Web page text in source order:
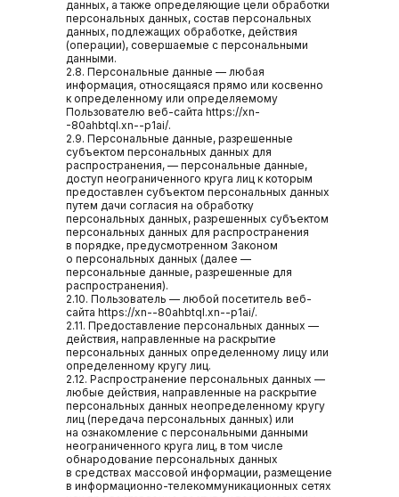
данных, а также определяющие цели обработки
персональных данных, состав персональных
данных, подлежащих обработке, действия
(операции), совершаемые с персональными
данными.
2.8. Персональные данные — любая
информация, относящаяся прямо или косвенно
к определенному или определяемому
Пользователю веб-сайта https://xn-
-80ahbtql.xn--p1ai/.
2.9. Персональные данные, разрешенные
субъектом персональных данных для
распространения, — персональные данные,
доступ неограниченного круга лиц к которым
предоставлен субъектом персональных данных
путем дачи согласия на обработку
персональных данных, разрешенных субъектом
персональных данных для распространения
в порядке, предусмотренном Законом
о персональных данных (далее —
персональные данные, разрешенные для
распространения).
2.10. Пользователь — любой посетитель веб-
сайта https://xn--80ahbtql.xn--p1ai/.
2.11. Предоставление персональных данных —
действия, направленные на раскрытие
персональных данных определенному лицу или
определенному кругу лиц.
2.12. Распространение персональных данных —
любые действия, направленные на раскрытие
персональных данных неопределенному кругу
лиц (передача персональных данных) или
на ознакомление с персональными данными
неограниченного круга лиц, в том числе
обнародование персональных данных
в средствах массовой информации, размещение
в информационно-телекоммуникационных сетях